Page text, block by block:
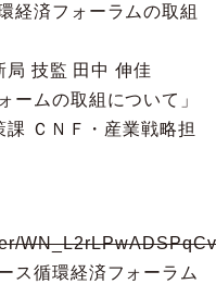
経済フォーラムの取組
技監 田中 伸佳
ムの取組について」
ＣＮＦ・産業戦略担
循環経済フォーラム